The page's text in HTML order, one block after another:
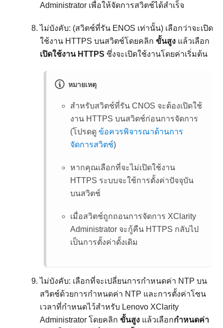
Administrator เพื่อให้จัดการสวิตช์ได้สำเร็จ
ไม่บังคับ: (สวิตช์ที่รัน ENOS เท่านั้น) เลือกว่าจะเปิด
ใช้งาน HTTPS บนสวิตช์โดยคลิก ขั้นสูง แล้วเลือก
เปิดใช้งาน HTTPS ซึ่งจะเปิดใช้งานโดยค่าเริ่มต้น
หมายเหตุ
สำหรับสวิตช์ที่รัน CNOS จะต้องเปิดใช้
งาน HTTPS บนสวิตช์ก่อนการจัดการ
(โปรดดู ข้อควรพิจารณาด้านการ
จัดการสวิตช์)
หากคุณเลือกที่จะไม่เปิดใช้งาน
HTTPS ระบบจะใช้การตั้งค่าปัจจุบัน
บนสวิตช์
เมื่อสวิตช์ถูกถอนการจัดการ XClarity
Administrator จะกู้คืน HTTPS กลับไป
เป็นการตั้งค่าดั้งเดิม
ไม่บังคับ: เลือกที่จะเปลี่ยนการกำหนดค่า NTP บน
สวิตช์ด้วยการกำหนดค่า NTP และการตั้งค่าโซน
เวลาที่กำหนดไว้สำหรับ Lenovo XClarity
Administrator โดยคลิก ขั้นสูง แล้วเลือกกำหนดค่า